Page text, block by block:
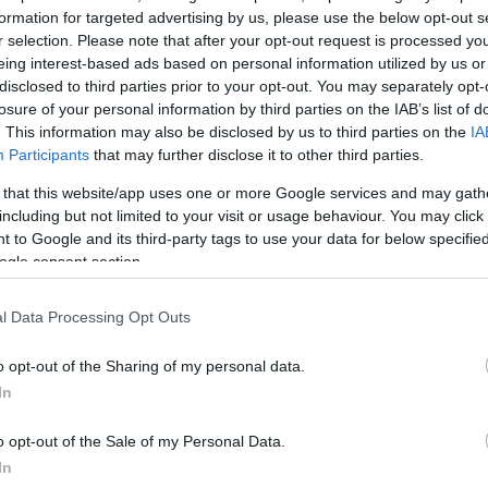
for targeted advertising by us, please use the below opt-out
selection. Please note that after your opt-out request is processed
interest-based ads based on personal information utilized by us
to third parties prior to your opt-out. You may separately
of your personal information by third parties on the IAB’s list of
This information may also be disclosed by us to third parties on the
Participants that may further disclose it to other third parties.
that this website/app uses one or more Google services and may
but not limited to your visit or usage behaviour. You may
to Google and its third-party tags to use your data for below
consent section.
Data Processing Opt Outs
opt-out of the Sharing of my personal data.
opt-out of the Sale of my Personal Data.
τηνεξαιρετική συνεργασίαπου έχουμε στον
καθώς και τησημαντική πρόοδοπου έχετε
ανέφερε αρχικά ο Ευρωπαίος Επίτροπος.